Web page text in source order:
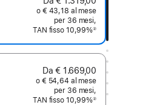
o € 43,18 al mese
per 36 mesi,
TAN fisso 10,99%②
Da € 1.669,00
o € 54,64 al mese
per 36 mesi,
TAN fisso 10,99%②